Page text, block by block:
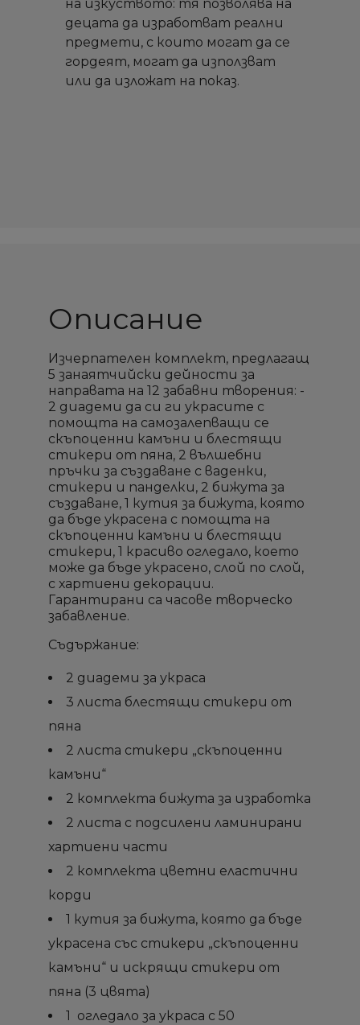
Добави към списък с
желани продукти
Създай списък
Име на списък
Sign in
Необходимо е да влезете с във Вашия профил
за да добавите продукта в списъка с желание
продукти
Добави към списък с
желани продукти
Създай списък
Име на списък
Sign in
Необходимо е да влезете с във Вашия профил
за да добавите продукта в списъка с желание
продукти
на изкуството: тя позволява на
децата да изработват реални
предмети, с които могат да се
гордеят, могат да използват
или да изложат на показ.
Описание
Изчерпателен комплект, предлагащ
5 занаятчийски дейности за
направата на 12 забавни творения: -
2 диадеми да си ги украсите с
помощта на самозалепващи се
скъпоценни камъни и блестящи
стикери от пяна, 2 вълшебни
пръчки за създаване с ваденки,
стикери и панделки, 2 бижута за
създаване, 1 кутия за бижута, която
да бъде украсена с помощта на
скъпоценни камъни и блестящи
стикери, 1 красиво огледало, което
може да бъде украсено, слой по слой,
с хартиени декорации.
Гарантирани са часове творческо
забавление.
Съдържание:
2 диадеми за украса
3 листа блестящи стикери от
пяна
2 листа стикери „скъпоценни
камъни“
2 комплекта бижута за изработка
2 листа с подсилени ламинирани
хартиени части
2 комплекта цветни еластични
корди
1 кутия за бижута, която да бъде
украсена със стикери „скъпоценни
камъни“ и искрящи стикери от
пяна (3 цвята)
1 огледало за украса с 50